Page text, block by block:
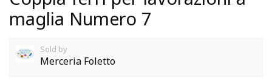
maglia Numero 7
Sold by
Merceria Foletto